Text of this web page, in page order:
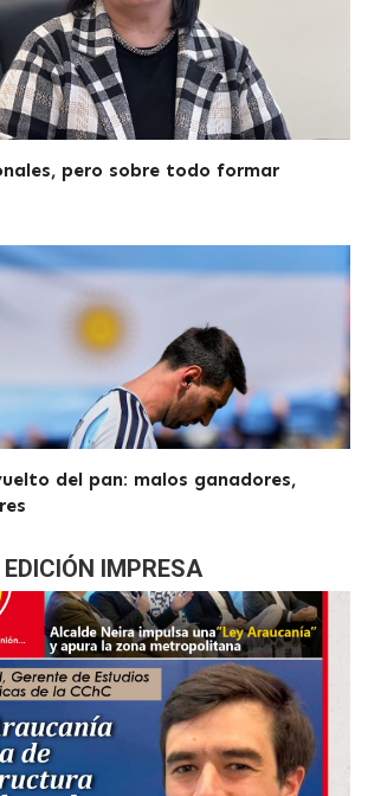
pero sobre todo formar
del pan: malos ganadores,
EDICIÓN IMPRESA